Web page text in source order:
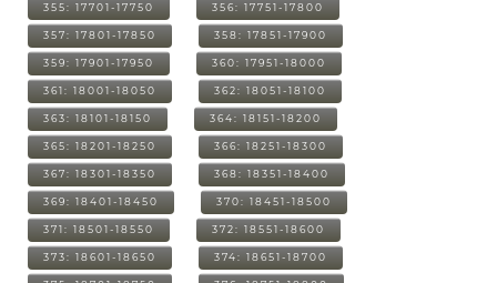
355: 17701-17750 356: 17751-17800
357: 17801-17850 358: 17851-17900
359: 17901-17950 360: 17951-18000
361: 18001-18050 362: 18051-18100
363: 18101-18150 364: 18151-18200
365: 18201-18250 366: 18251-18300
367: 18301-18350 368: 18351-18400
369: 18401-18450 370: 18451-18500
371: 18501-18550 372: 18551-18600
373: 18601-18650 374: 18651-18700